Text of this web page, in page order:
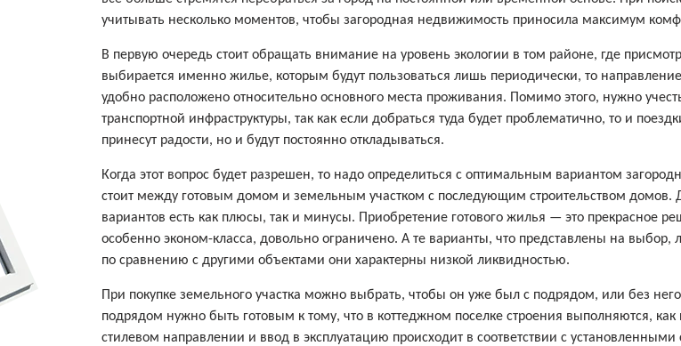
учитывать несколько моментов, чтобы загородная недвижимость приносила максимум
В первую очередь стоит обращать внимание на уровень экологии в том районе, где
выбирается именно жилье, которым будут пользоваться лишь периодически, то
удобно расположено относительно основного места проживания. Помимо этого, нужно
транспортной инфраструктуры, так как если добраться туда будет проблематично, то и
принесут радости, но и будут постоянно откладываться.
Когда этот вопрос будет разрешен, то надо определиться с оптимальным вариантом
стоит между готовым домом и земельным участком с последующим строительством домов.
вариантов есть как плюсы, так и минусы. Приобретение готового жилья — это прекрасное
особенно эконом-класса, довольно ограничено. А те варианты, что представлены на выбор,
по сравнению с другими объектами они характерны низкой ликвидностью.
При покупке земельного участка можно выбрать, чтобы он уже был с подрядом, или без
подрядом нужно быть готовым к тому, что в коттеджном поселке строения выполняются,
стилевом направлении и ввод в эксплуатацию происходит в соответствии с